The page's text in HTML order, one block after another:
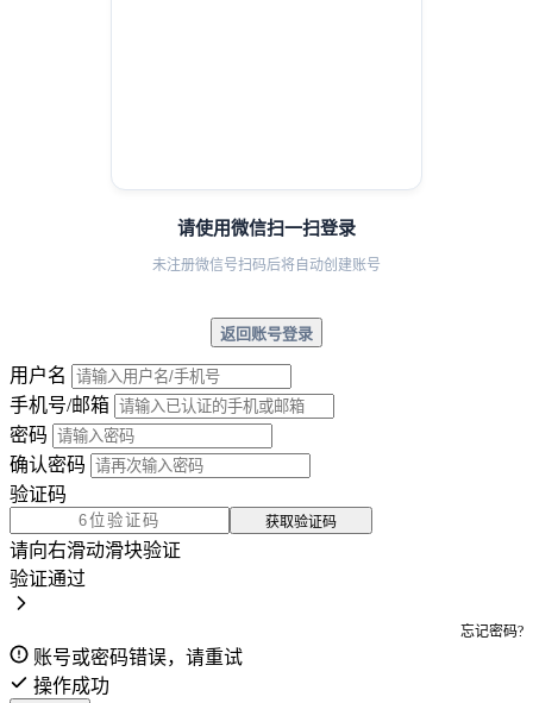
请使用微信扫一扫登录
未注册微信号扫码后将自动创建账号
返回账号登录
用户名
手机号/邮箱
密码
确认密码
验证码
获取验证码
请向右滑动滑块验证
验证通过
忘记密码?
账号或密码错误，请重试
操作成功